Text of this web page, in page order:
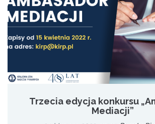
Trzecia edycja konkursu
Mediacji”